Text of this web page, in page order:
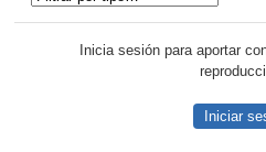
Inicia sesión para aportar
Iniciar